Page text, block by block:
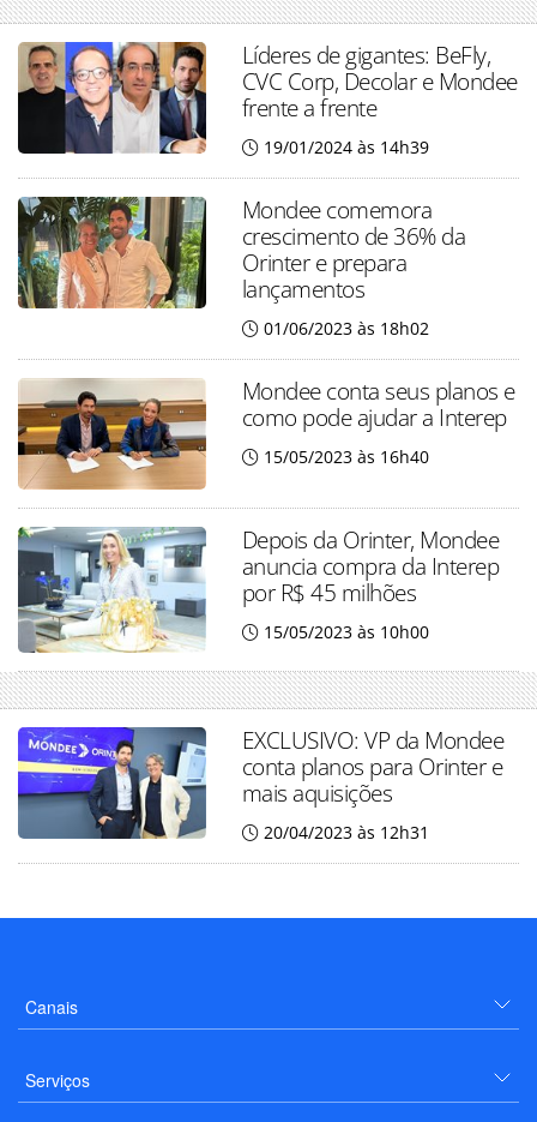
Líderes de gigantes: BeFly,
CVC Corp, Decolar e Mondee
frente a frente
19/01/2024 às 14h39
Mondee comemora
crescimento de 36% da
Orinter e prepara
lançamentos
01/06/2023 às 18h02
Mondee conta seus planos e
como pode ajudar a Interep
15/05/2023 às 16h40
Depois da Orinter, Mondee
anuncia compra da Interep
por R$ 45 milhões
15/05/2023 às 10h00
EXCLUSIVO: VP da Mondee
conta planos para Orinter e
mais aquisições
20/04/2023 às 12h31
Canais
Serviços